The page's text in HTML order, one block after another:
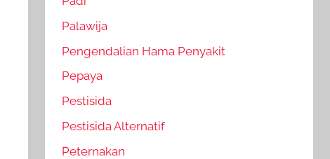
Palawija
Pengendalian Hama Penyakit
Pepaya
Pestisida
Pestisida Alternatif
Peternakan